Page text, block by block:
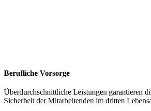
Berufliche Vorsorge
Überdurchschnittliche Leistungen garantieren
Sicherheit der Mitarbeitenden im dritten